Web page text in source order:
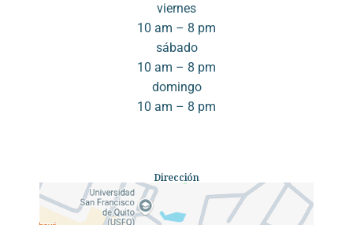
viernes
10 am – 8 pm
sábado
10 am – 8 pm
domingo
10 am – 8 pm
Dirección